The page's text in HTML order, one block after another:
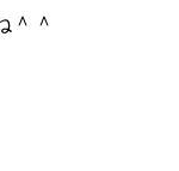
＾＾